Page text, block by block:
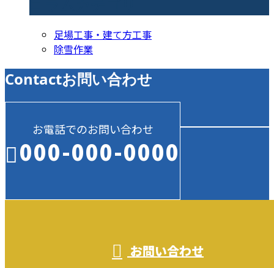
足場工事・建て方工事
除雪作業
Contactお問い合わせ
お電話でのお問い合わせ
000-000-0000
お問い合わせ